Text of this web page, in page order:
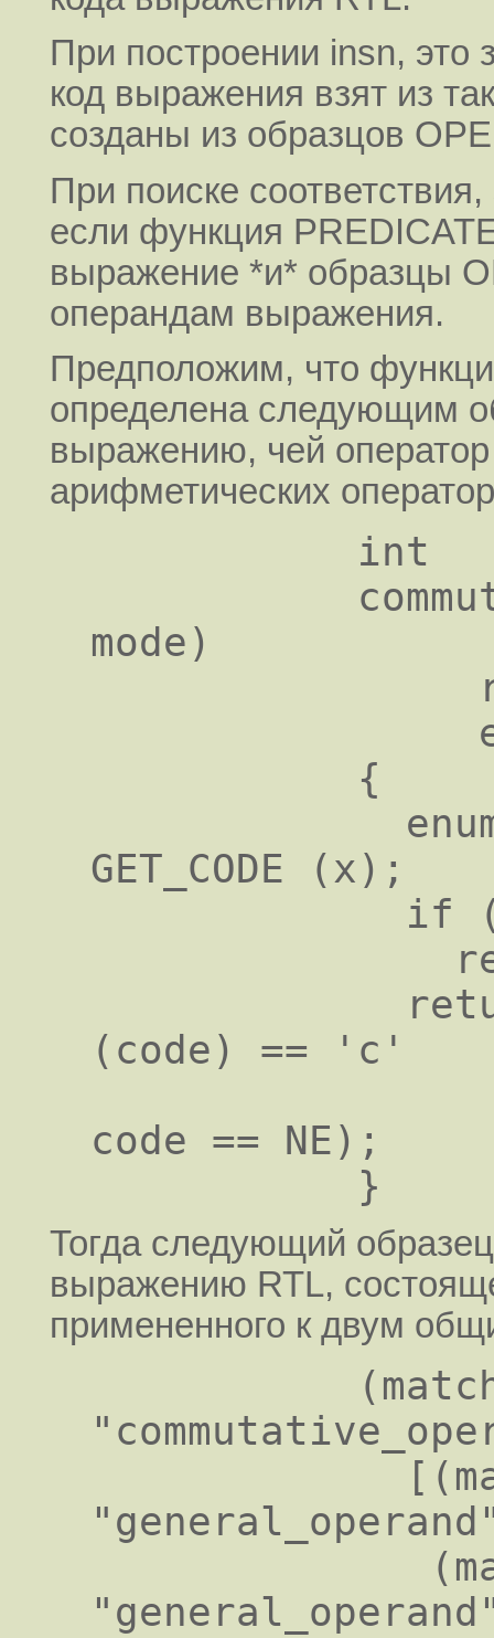
При построении insn, это
код выражения взят из
созданы из образцов
При поиске
если функция
выражение *и* образцы
операндам выражения.
Предположим, что
определена следующим
выражению, чей
арифметических
mode)
GET_CODE (x);
(code) == 'c'
code == NE);
Тогда следующий
выражению RTL,
примененного к двум